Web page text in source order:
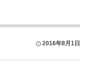
2016年8月1日